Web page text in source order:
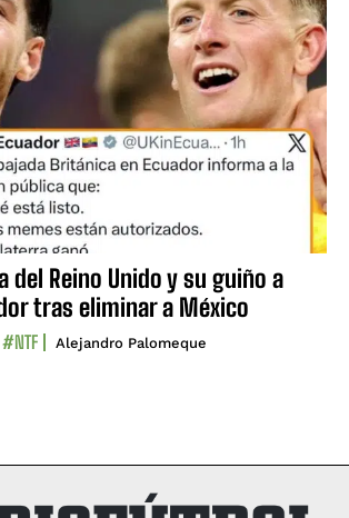
del Reino Unido y su guiño a
tras eliminar a México
#NTF Alejandro Palomeque